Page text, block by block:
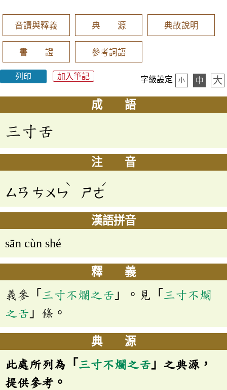
音讀與釋義 典 源 典故說明
書 證 參考詞語
列印 加入筆記 字級設定 小 中 大
成 語
三寸舌
注 音
ㄙㄢ ㄘㄨㄣ
ˋ
ㄕㄜ
ˊ
漢語拼音
sān cùn shé
釋 義
義參「 三寸不爛之舌 」。見「 三寸不爛
之舌 」條。
典 源
此處所列為「 三寸不爛之舌 」之典源，
提供參考。